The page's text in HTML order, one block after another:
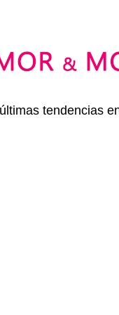
tendencias